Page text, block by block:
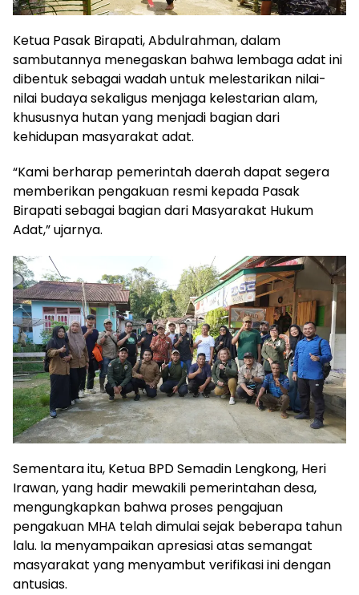
Ketua Pasak Birapati, Abdulrahman, dalam
sambutannya menegaskan bahwa lembaga adat ini
dibentuk sebagai wadah untuk melestarikan nilai-
nilai budaya sekaligus menjaga kelestarian alam,
khususnya hutan yang menjadi bagian dari
kehidupan masyarakat adat.
“Kami berharap pemerintah daerah dapat segera
memberikan pengakuan resmi kepada Pasak
Birapati sebagai bagian dari Masyarakat Hukum
Adat,” ujarnya.
Sementara itu, Ketua BPD Semadin Lengkong, Heri
Irawan, yang hadir mewakili pemerintahan desa,
mengungkapkan bahwa proses pengajuan
pengakuan MHA telah dimulai sejak beberapa tahun
lalu. Ia menyampaikan apresiasi atas semangat
masyarakat yang menyambut verifikasi ini dengan
antusias.